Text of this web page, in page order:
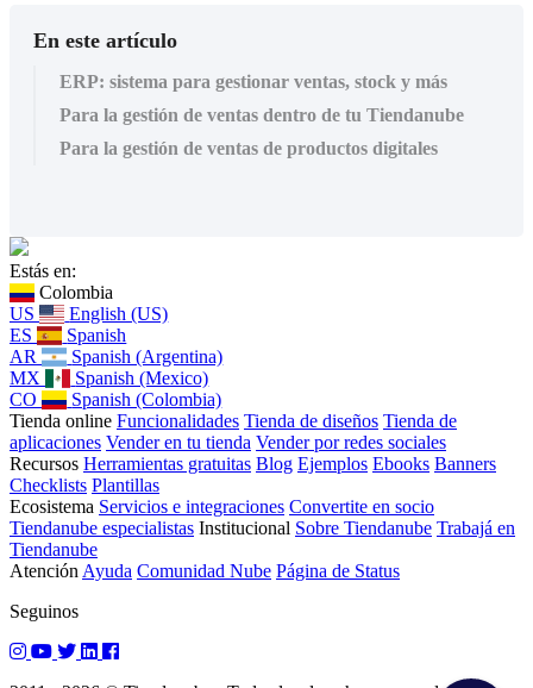
En este artículo
ERP: sistema para gestionar ventas, stock y más
Para la gestión de ventas dentro de tu Tiendanube
Para la gestión de ventas de productos digitales
Estás en:
Colombia
US
English (US)
ES
Spanish
AR
Spanish (Argentina)
MX
Spanish (Mexico)
CO
Spanish (Colombia)
Tienda online Funcionalidades Tienda de diseños Tienda de
aplicaciones Vender en tu tienda Vender por redes sociales
Recursos Herramientas gratuitas Blog Ejemplos Ebooks Banners
Checklists Plantillas
Ecosistema Servicios e integraciones Convertite en socio
Tiendanube especialistas Institucional Sobre Tiendanube Trabajá en
Tiendanube
Atención Ayuda Comunidad Nube Página de Status
Seguinos